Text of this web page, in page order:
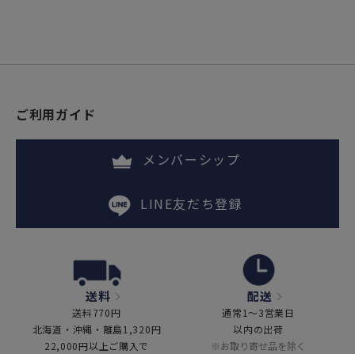
ご利用ガイド
メンバーシップ
LINE友だち登録
送料
送料770円
北海道・沖縄・離島1,320円
22,000円以上ご購入で
配送
通常1～3営業日
以内の出荷
※お取り寄せ品を除く